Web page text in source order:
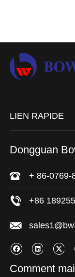
LIEN RAPIDE
Dongguan
+ 86-0769-
+86
Comment